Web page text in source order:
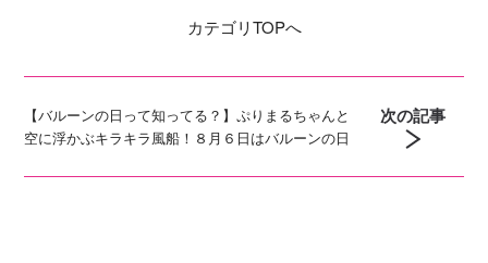
カテゴリTOPへ
【バルーンの日って知ってる？】ぷりまるちゃんと
空に浮かぶキラキラ風船！８月６日はバルーンの日
次の記事